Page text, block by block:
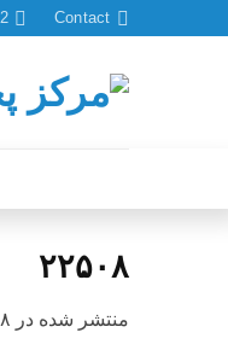
Contact
۲۲۵۰۸
منتشر شده در